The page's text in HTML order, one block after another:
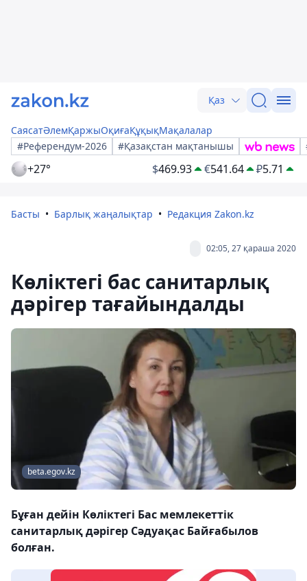
Қаз
СаясатӘлемҚаржыОқиғаҚұқықМақалалар
#Референдум-2026
#Қазақстан мақтанышы
+27° $469.93 €541.64 ₽5.71
Басты Барлық жаңалықтар Редакция Zakon.kz
02:05, 27 қараша 2020
Көліктегі бас санитарлық
дәрігер тағайындалды
beta.egov.kz
Бұған дейін Көліктегі Бас мемлекеттік
санитарлық дәрігер Сәдуақас Байғабылов
болған.